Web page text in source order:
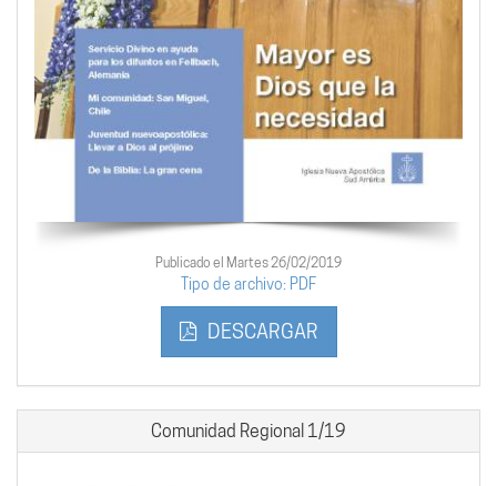
Publicado el Martes 26/02/2019
Tipo de archivo: PDF
DESCARGAR
Comunidad Regional 1/19